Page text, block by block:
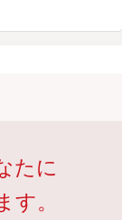
たに
す。